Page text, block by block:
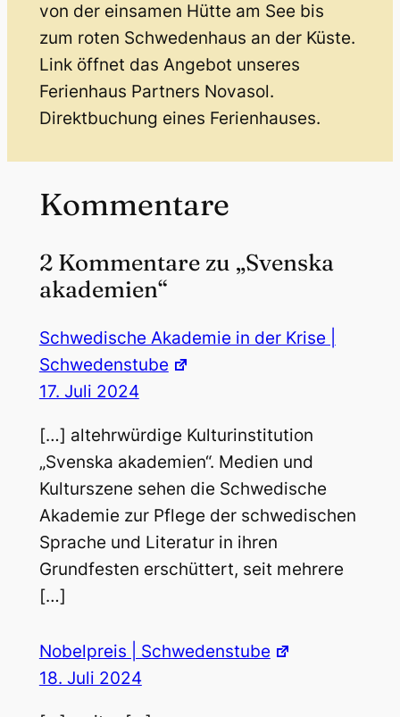
von der einsamen Hütte am See bis
zum roten Schwedenhaus an der Küste.
Link öffnet das Angebot unseres
Ferienhaus Partners Novasol.
Direktbuchung eines Ferienhauses.
Kommentare
2 Kommentare zu „Svenska
akademien“
Schwedische Akademie in der Krise |
Schwedenstube
17. Juli 2024
[…] altehrwürdige Kulturinstitution
„Svenska akademien“. Medien und
Kulturszene sehen die Schwedische
Akademie zur Pflege der schwedischen
Sprache und Literatur in ihren
Grundfesten erschüttert, seit mehrere
[…]
Nobelpreis | Schwedenstube
18. Juli 2024